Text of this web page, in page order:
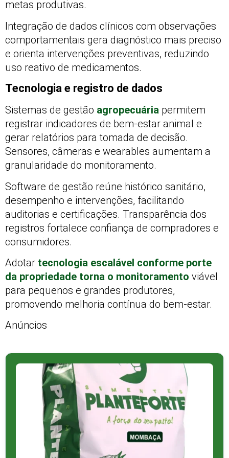
metas produtivas.
Integração de dados clínicos com observações
comportamentais gera diagnóstico mais preciso
e orienta intervenções preventivas, reduzindo
uso reativo de medicamentos.
Tecnologia e registro de dados
Sistemas de gestão agropecuária permitem
registrar indicadores de bem-estar animal e
gerar relatórios para tomada de decisão.
Sensores, câmeras e wearables aumentam a
granularidade do monitoramento.
Software de gestão reúne histórico sanitário,
desempenho e intervenções, facilitando
auditorias e certificações. Transparência dos
registros fortalece confiança de compradores e
consumidores.
Adotar tecnologia escalável conforme porte
da propriedade torna o monitoramento viável
para pequenos e grandes produtores,
promovendo melhoria contínua do bem-estar.
Anúncios